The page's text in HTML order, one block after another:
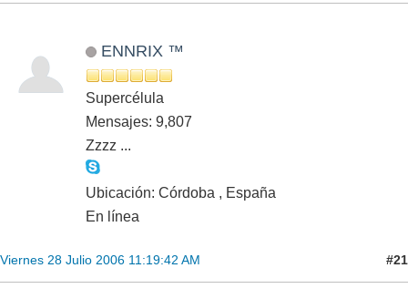
ENNRIX ™
Supercélula
Mensajes: 9,807
Zzzz ...
Ubicación: Córdoba , España
En línea
Viernes 28 Julio 2006 11:19:42 AM #21